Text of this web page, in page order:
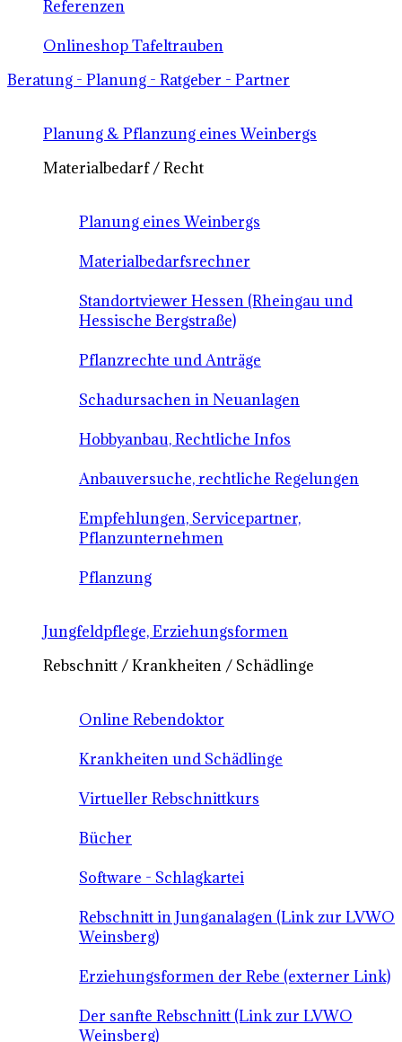
Referenzen
Onlineshop Tafeltrauben
Beratung - Planung - Ratgeber - Partner
Planung & Pflanzung eines Weinbergs
Materialbedarf / Recht
Planung eines Weinbergs
Materialbedarfsrechner
Standortviewer Hessen (Rheingau und
Hessische Bergstraße)
Pflanzrechte und Anträge
Schadursachen in Neuanlagen
Hobbyanbau, Rechtliche Infos
Anbauversuche, rechtliche Regelungen
Empfehlungen, Servicepartner,
Pflanzunternehmen
Pflanzung
Jungfeldpflege, Erziehungsformen
Rebschnitt / Krankheiten / Schädlinge
Online Rebendoktor
Krankheiten und Schädlinge
Virtueller Rebschnittkurs
Bücher
Software - Schlagkartei
Rebschnitt in Junganalagen (Link zur LVWO
Weinsberg)
Erziehungsformen der Rebe (externer Link)
Der sanfte Rebschnitt (Link zur LVWO
Weinsberg)